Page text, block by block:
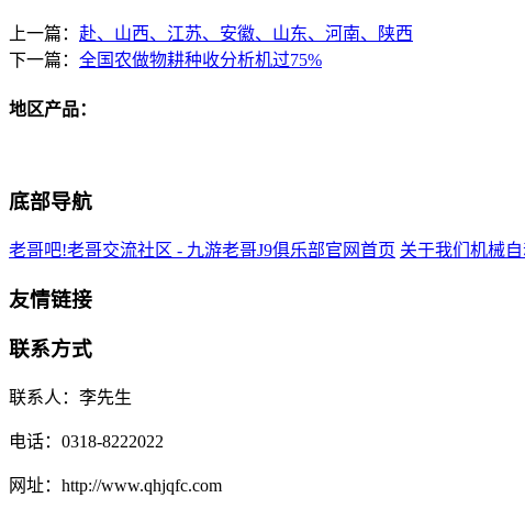
上一篇： 赴、山西、江苏、安徽、山东、河南、陕西
下一篇： 全国农做物耕种收分析机过75%
地区产品：
底部导航
老哥吧!老哥交流社区 - 九游老哥J9俱乐部官网首页 关于我们 机械
友情链接
联系方式
联系人：李先生
电话：0318-8222022
网址：http://www.qhjqfc.com